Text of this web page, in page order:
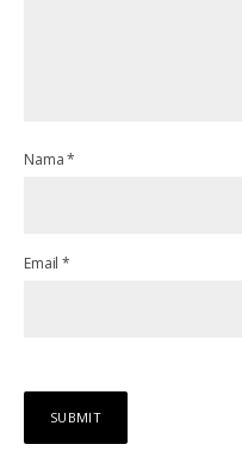
Nama*
Email*